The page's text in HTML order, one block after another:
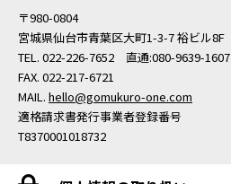
〒980-0804
宮城県仙台市青葉区大町1-3-7 裕ビル8F
TEL. 022-226-7652 直通:080-9639-1607
FAX. 022-217-6721
MAIL. hello@gomukuro-one.com
適格請求書発行事業者登録番号
T8370001018732